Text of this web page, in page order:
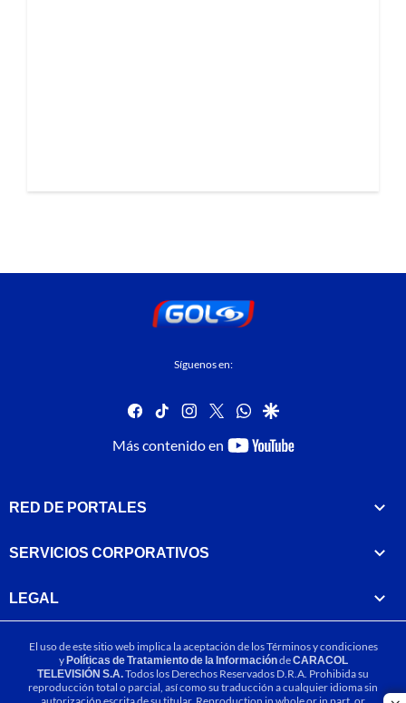
Síguenos en:
facebook
tiktok instagram
twitterwhatsapp
google
Más contenido en
youtube-
RED DE PORTALES
SERVICIOS CORPORATIVOS
LEGAL
El uso de este sitio web implica la aceptación de losTérminos y condiciones
yPolíticas de Tratamiento de la InformacióndeCARACOL
TELEVISIÓN S.A.Todos los Derechos Reservados D.R.A. Prohibida su
reproducción total o parcial, así como su traducción a cualquier idioma sin